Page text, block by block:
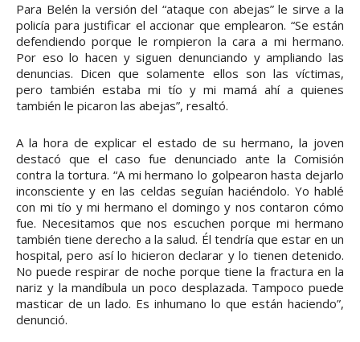
Para Belén la versión del “ataque con abejas” le sirve a la
policía para justificar el accionar que emplearon. “Se están
defendiendo porque le rompieron la cara a mi hermano.
Por eso lo hacen y siguen denunciando y ampliando las
denuncias. Dicen que solamente ellos son las víctimas,
pero también estaba mi tío y mi mamá ahí a quienes
también le picaron las abejas”, resaltó.
A la hora de explicar el estado de su hermano, la joven
destacó que el caso fue denunciado ante la Comisión
contra la tortura. “A mi hermano lo golpearon hasta dejarlo
inconsciente y en las celdas seguían haciéndolo. Yo hablé
con mi tío y mi hermano el domingo y nos contaron cómo
fue. Necesitamos que nos escuchen porque mi hermano
también tiene derecho a la salud. Él tendría que estar en un
hospital, pero así lo hicieron declarar y lo tienen detenido.
No puede respirar de noche porque tiene la fractura en la
nariz y la mandíbula un poco desplazada. Tampoco puede
masticar de un lado. Es inhumano lo que están haciendo”,
denunció.